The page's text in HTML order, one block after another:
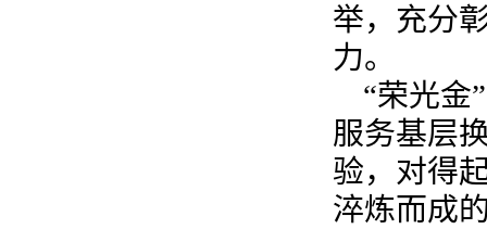
举，充分
力。
“荣光金
服务基层
验，对得
淬炼而成